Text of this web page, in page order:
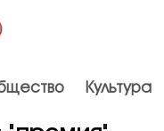
Культура